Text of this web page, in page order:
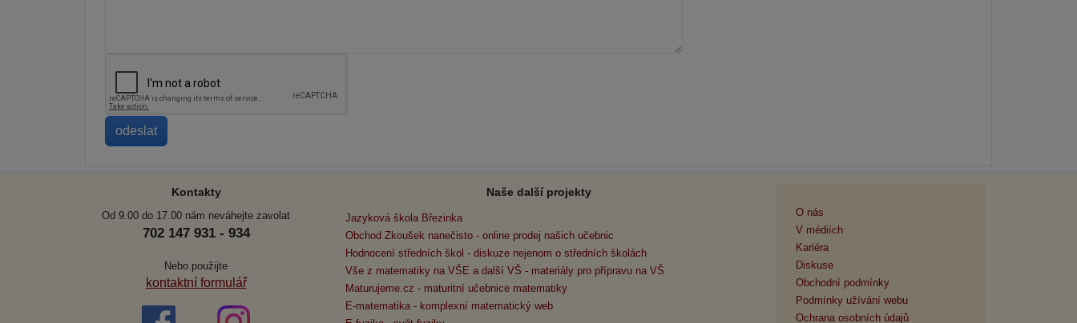
Kontakty
Od 9.00 do 17.00 nám neváhejte zavolat
702 147 931 - 934
Nebo použijte
kontaktní formulář
Naše další projekty
Jazyková škola Březinka
Obchod Zkoušek nanečisto - online prodej našich učebnic
Hodnocení středních škol - diskuze nejenom o středních školách
Vše z matematiky na VŠE a další VŠ - materiály pro přípravu na VŠ
Maturujeme.cz - maturitní učebnice matematiky
E-matematika - komplexní matematický web
O nás
V médiích
Kariéra
Diskuse
Obchodní podmínky
Podmínky užívání webu
Ochrana osobních údajů